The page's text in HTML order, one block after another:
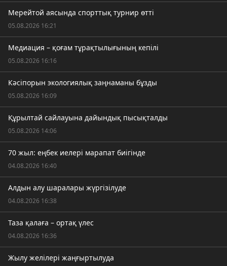
Мерейтой аясында спорттық турнир өтті
05.08.2026 16:21
Медиация – қоғам тұрақтылығының кепілі
05.08.2026 16:16
Кәсіпорын экологиялық заңнаманы бұзды
05.08.2026 16:09
Құрылтай сайлауына дайындық пысықталды
05.08.2026 14:06
70 жыл: еңбек иелері марапат биігінде
04.08.2026 16:40
Алдын алу шаралары жүргізілуде
04.08.2026 16:38
Таза қалаға – ортақ үлес
04.08.2026 16:36
Жылу желілері жаңғыртылуда